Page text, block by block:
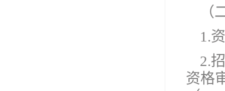
（
1.
2.
资格